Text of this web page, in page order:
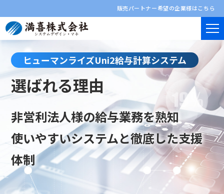
販売パートナー希望の企業様はこちら
ヒューマンライズUni2給与計算システム
選ばれる理由
非営利法人様の給与業務を熟知
使いやすいシステムと徹底した支援
体制